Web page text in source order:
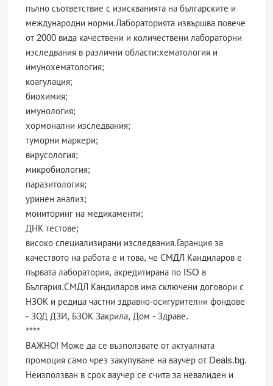
пълно съответствие с изискванията на българските и
международни норми.Лабораторията извършва повече
от 2000 вида качествени и количествени лабораторни
изследвания в различни области:хематология и
имунохематология;
коагулация;
биохимия;
имунология;
хормонални изследвания;
туморни маркери;
вирусология;
микробиология;
паразитология;
уринен анализ;
мониторинг на медикаменти;
ДНК тестове;
високо специализирани изследвания.Гаранция за
качеството на работа е и това, че СМДЛ Кандиларов е
първата лаборатория, акредитирана по ISO в
България.СМДЛ Кандиларов има сключени договори с
НЗОК и редица частни здравно-осигурителни фондове
- ЗОД ДЗИ, БЗОК Закрила, Дом - Здраве.
****
ВАЖНО! Може да се възползвате от актуалната
промоция само чрез закупуване на ваучер от Deals.bg.
Неизползван в срок ваучер се счита за невалиден и